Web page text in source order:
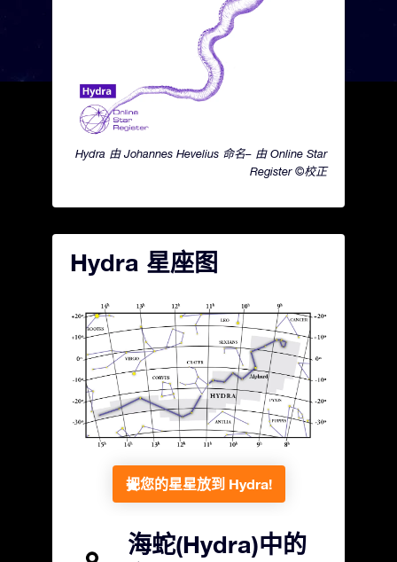
Hydra 由 Johannes Hevelius 命名– 由 Online Star
Register ©校正
Hydra 星座图
把您的星星放到 Hydra!
海蛇(Hydra)中的